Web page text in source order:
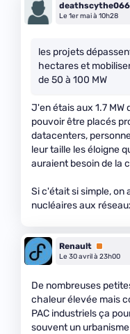
Le 1er mai à 10h28
les projets
hectares et
de 50 à 100 MW
J'en étais aux 1.7
pouvoir être placés
datacenters,
leur taille les éloigne
auraient besoin de la
Si c'était si simple,
nucléaires aux
Renault Premium
Le 30 avril à 23h00
De nombreuses
chaleur élevée mais
PAC industriels ça
souvent un